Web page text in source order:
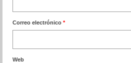
Correo electrónico *
Web